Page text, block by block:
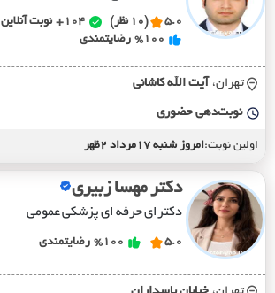
5.0 (10 نظر) 104+
نوبت آنلاین
%100 رضایتمندی
تهران، آيت الله کاشاني
نوبت‌دهی حضوری
اولین نوبت:امروز شنبه 17مرداد 2ظهر
دکتر مهسا زبیری
دکترای حرفه ای پزشکی عمومی
5.0
%100 رضایتمندی